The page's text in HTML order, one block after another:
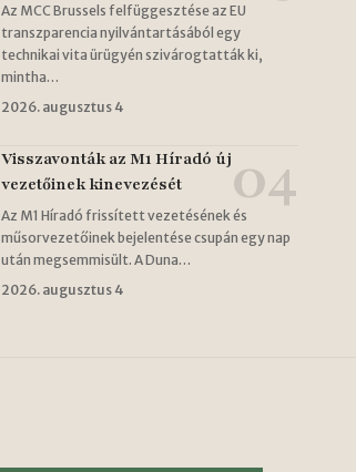
Az MCC Brussels felfüggesztése az EU
transzparencia nyilvántartásából egy
technikai vita ürügyén szivárogtatták ki,
mintha…
2026. augusztus 4
Visszavonták az M1 Híradó új
vezetőinek kinevezését
Az M1 Híradó frissített vezetésének és
műsorvezetőinek bejelentése csupán egy nap
után megsemmisült. A Duna…
2026. augusztus 4